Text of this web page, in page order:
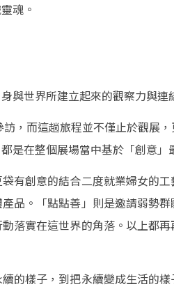
魂。
與世界所建立起來的觀察力與連
，而這趟旅程並不僅止於觀展
是在整個展場當中基於「創意」
有創意的結合二度就業婦女的
品。「點點善」則是邀請弱勢
落實在這世界的角落。以上都
的樣子，到把永續變成生活的樣